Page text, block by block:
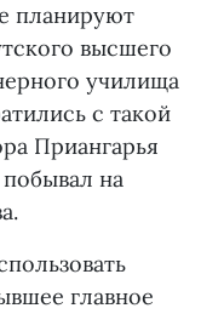
планируют
высшего
училища
с такой
Приангарья
на
главное